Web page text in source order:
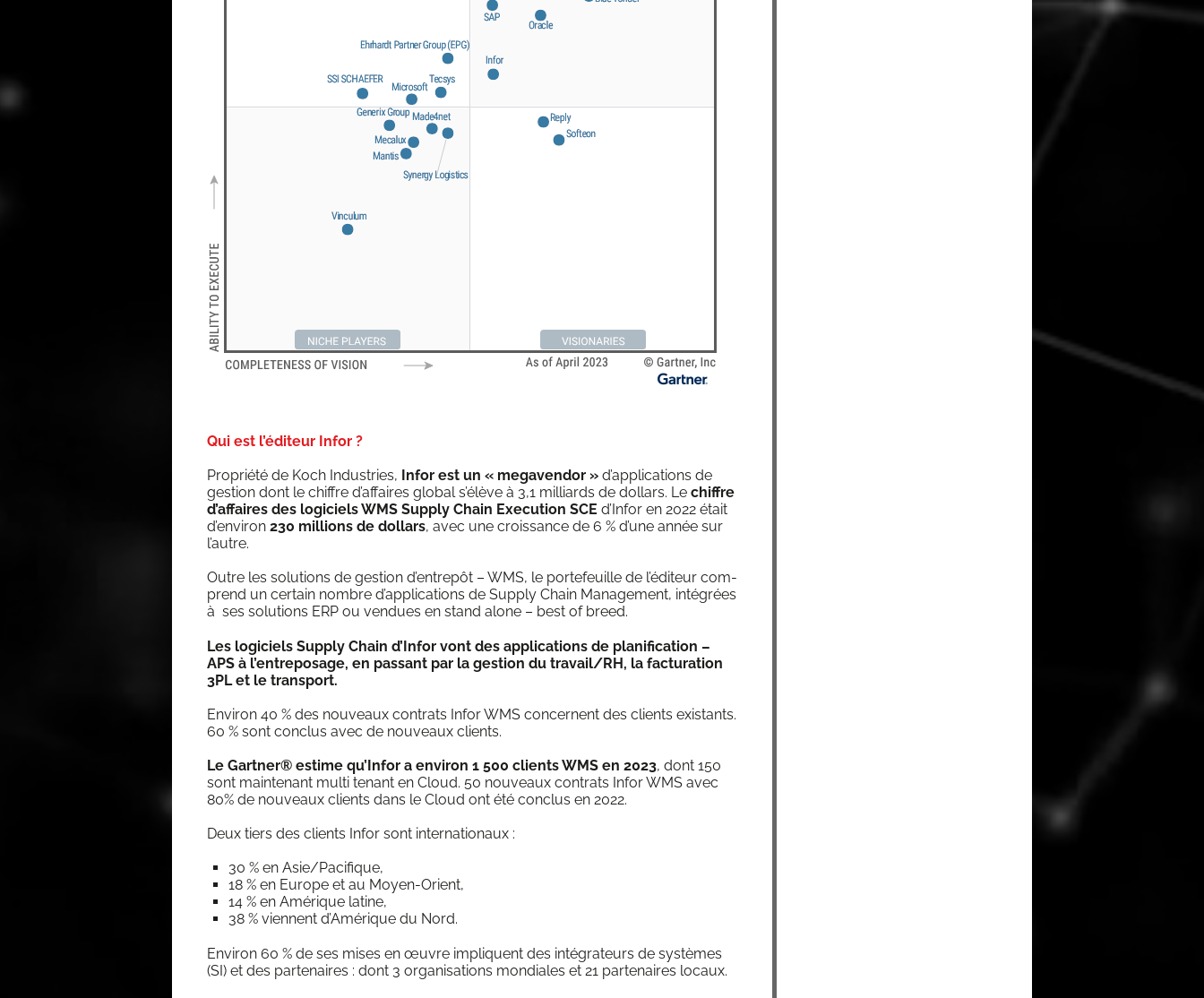
Qui est l’éditeur Infor ?
Pro­prié­té de Koch Indus­tries, Infor est un « mega­ven­dor » d’ap­pli­ca­tions de
ges­tion dont le chiffre d’af­faires glo­bal s’é­lève à 3,1 mil­liards de dol­lars. Le chiffre
d’af­faires des logi­ciels WMS Sup­ply Chain Exe­cu­tion SCE d’In­for en 2022 était
d’en­vi­ron 230 mil­lions de dol­lars, avec une crois­sance de 6 % d’une année sur
l’autre.
Outre les solu­tions de ges­tion d’entrepôt – WMS, le por­te­feuille de l’éditeur com­
prend un cer­tain nombre d’ap­pli­ca­tions de Sup­ply Chain Mana­ge­ment, inté­grées
à ses solu­tions ERP ou ven­dues en stand alone – best of breed.
Les logi­ciels Sup­ply Chain d’In­for vont des appli­ca­tions de pla­ni­fi­ca­tion –
APS à l’en­tre­po­sage, en pas­sant par la ges­tion du travail/RH, la fac­tu­ra­tion
3PL et le transport.
Envi­ron 40 % des nou­veaux contrats Infor WMS concernent des clients exis­tants.
60 % sont conclus avec de nou­veaux clients.
Le Gart­ner® estime qu’Infor a envi­ron 1 500 clients WMS en 2023, dont 150
sont main­te­nant mul­ti tenant en Cloud. 50 nou­veaux contrats Infor WMS avec
80% de nou­veaux clients dans le Cloud ont été conclus en 2022.
Deux tiers des clients Infor sont internationaux :
30 % en Asie/Pacifique,
18 % en Europe et au Moyen-Orient,
14 % en Amé­rique latine,
38 % viennent d’A­mé­rique du Nord.
Envi­ron 60 % de ses mises en œuvre impliquent des inté­gra­teurs de sys­tèmes
(SI) et des par­te­naires : dont 3 orga­ni­sa­tions mon­diales et 21 par­te­naires locaux.